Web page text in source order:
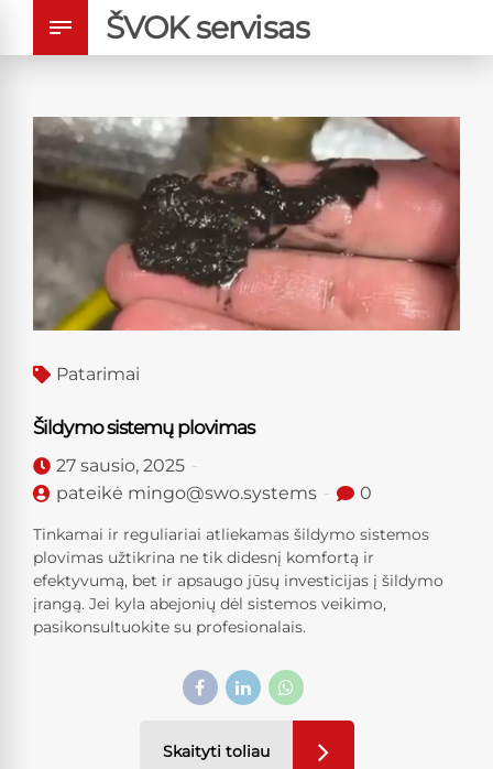
ŠVOK servisas
Patarimai
Šildymo sistemų plovimas
27 sausio, 2025
pateikė mingo@swo.systems
0
Tinkamai ir reguliariai atliekamas šildymo sistemos
plovimas užtikrina ne tik didesnį komfortą ir
efektyvumą, bet ir apsaugo jūsų investicijas į šildymo
įrangą. Jei kyla abejonių dėl sistemos veikimo,
pasikonsultuokite su profesionalais.
Skaityti toliau